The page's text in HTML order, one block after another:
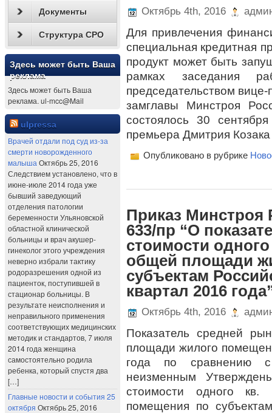
Документы
Структура СРО
Здесь может быть Ваша
реклама
Здесь может быть Ваша
реклама. ul-mcc@Mail
ulpressa
Врачей отдали под суд из-за
смерти новорожденного
малыша Октябрь 25, 2016
Следствием установлено, что в
июне-июле 2014 года уже
бывший заведующий
отделения патологии
беременности Ульяновской
областной клинической
больницы и врач акушер-
гинеколог этого учреждения
неверно избрали тактику
родоразрешения одной из
пациенток, поступившей в
стационар больницы. В
результате неисполнения и
неправильного применения
соответствующих медицинских
методик и стандартов, 7 июля
2014 года женщина
самостоятельно родила
ребенка, который спустя два
[…]
Главные новости и события 25
октября Октябрь 25, 2016
Октябрь 4th, 2016
Для привлечения
специальная кредитная
продукт может быть
рамках заседания
председательством
замглавы Минстроя
состоялось 30
премьера Дмитрия
Опубликовано в рубрике
Приказ Минстроя
633/пр “О
стоимости
общей площади
субъектам
квартал 2016
Октябрь 4th, 2016
Показатель средней
площади жилого
года по сравнению
неизменным
стоимости одного
помещения по